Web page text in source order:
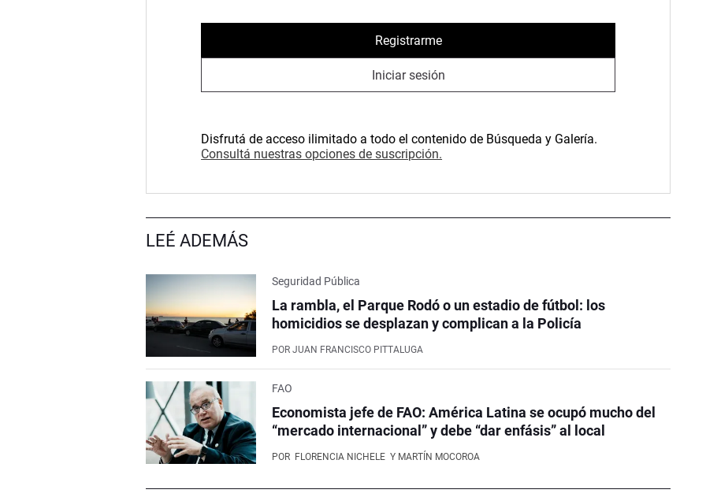
Registrarme
Iniciar sesión
Disfrutá de acceso ilimitado a todo el contenido de Búsqueda y Galería.
Consultá nuestras opciones de suscripción.
LEÉ ADEMÁS
Seguridad Pública
La rambla, el Parque Rodó o un estadio de fútbol: los
homicidios se desplazan y complican a la Policía
POR JUAN FRANCISCO PITTALUGA
FAO
Economista jefe de FAO: América Latina se ocupó mucho del
“mercado internacional” y debe “dar enfásis” al local
POR FLORENCIA NICHELE Y MARTÍN MOCOROA